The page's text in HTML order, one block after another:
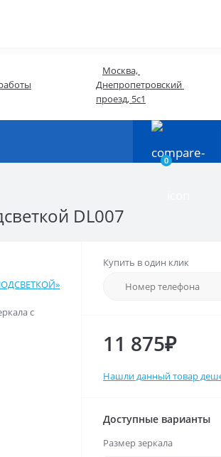
Москва,
Днепропетровский
проезд, 5с1
0
DL007
Купить в один клик
11 875₽
Нашли данный товар
Доступные варианты
Размер зеркала